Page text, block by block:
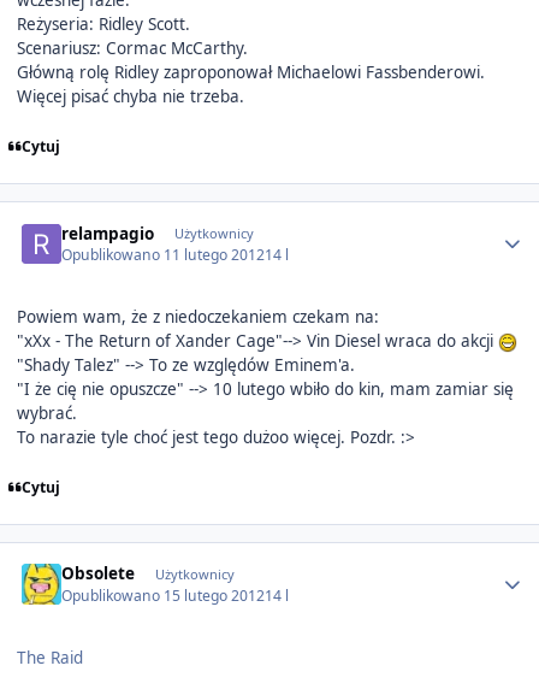
Reżyseria: Ridley Scott.
Scenariusz: Cormac McCarthy.
Główną rolę Ridley zaproponował Michaelowi Fassbenderowi.
Więcej pisać chyba nie trzeba.
Cytuj
relampagio Użytkownicy
Opublikowano 11 lutego 201214 l
Powiem wam, że z niedoczekaniem czekam na:
"xXx - The Return of Xander Cage"--> Vin Diesel wraca do akcji
"Shady Talez" --> To ze względów Eminem'a.
"I że cię nie opuszcze" --> 10 lutego wbiło do kin, mam zamiar się
wybrać.
To narazie tyle choć jest tego dużoo więcej. Pozdr. :>
Cytuj
Obsolete Użytkownicy
Opublikowano 15 lutego 201214 l
The Raid